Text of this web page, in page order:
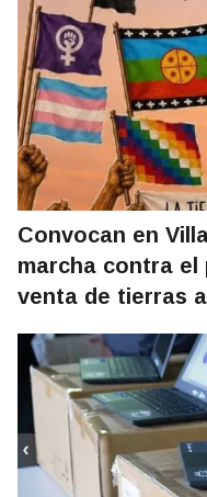
Convocan en
marcha contra
venta de tierras